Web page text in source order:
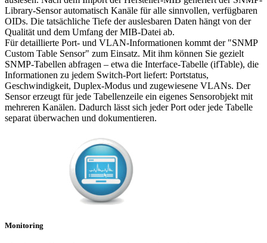
Library-Sensor automatisch Kanäle für alle sinnvollen, verfügbaren
OIDs. Die tatsächliche Tiefe der auslesbaren Daten hängt von der
Qualität und dem Umfang der MIB-Datei ab.
Für detaillierte Port- und VLAN-Informationen kommt der "SNMP
Custom Table Sensor" zum Einsatz. Mit ihm können Sie gezielt
SNMP-Tabellen abfragen – etwa die Interface-Tabelle (ifTable), die
Informationen zu jedem Switch-Port liefert: Portstatus,
Geschwindigkeit, Duplex-Modus und zugewiesene VLANs. Der
Sensor erzeugt für jede Tabellenzeile ein eigenes Sensorobjekt mit
mehreren Kanälen. Dadurch lässt sich jeder Port oder jede Tabelle
separat überwachen und dokumentieren.
Monitoring